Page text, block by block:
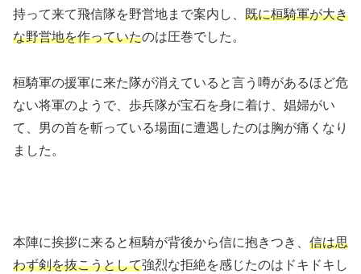
持って来て飛信隊を野営地まで案内し、 既に桓騎軍が大き
な野営地を作っていたのは圧巻でした。
桓騎軍の援軍に来た隊が消えていると言う噂があるほど危
ない将軍のようで、歩兵隊が宝石を身に着け、娼婦がい
て、男の首を斬っている場面に遭遇したのは胸が痛くなり
ました。
本陣に挨拶に来ると桓騎が背後から信に抱きつき、 信は思
わず剣を抜こうとして強烈な拒絶を感じたのはドキドキし